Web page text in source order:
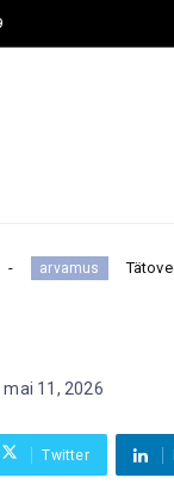
Tätoveering pärast 60.
mai 11, 2026
Twitter